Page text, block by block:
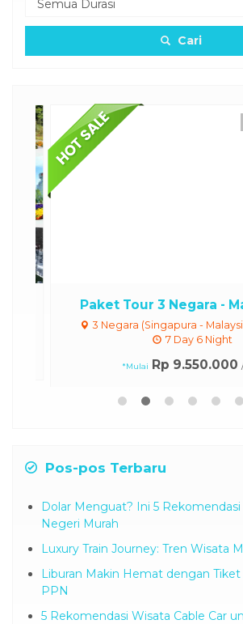
Cari
Paket Tour 3 Negara -
3 Negara (Singapura - Malaysia
7 Day 6 Night
*Mulai Rp 9.550.000 /
Pos-pos Terbaru
Dolar Menguat? Ini 5
Negeri Murah
Luxury Train Journey: Tren Wisata
Liburan Makin Hemat dengan Tiket
PPN
5 Rekomendasi Wisata Cable Car